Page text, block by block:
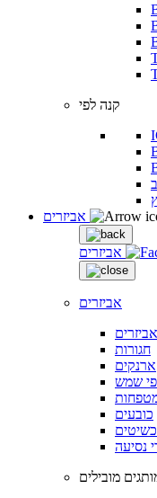
קנה לפי
אביזרים
אביזרים
חגורות
ארנקים
שמש
כובעים
נסיעה
מובילים